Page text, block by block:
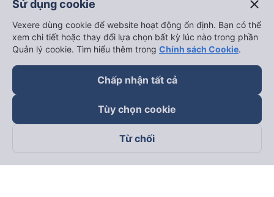
Theo dõi chúng tôi trên
Sử dụng cookie close
Vexere dùng cookie để website hoạt động ổn định. Bạn có thể
xem chi tiết hoặc thay đổi lựa chọn bất kỳ lúc nào trong phần
Quản lý cookie. Tìm hiểu thêm trong Chính sách Cookie.
Chấp nhận tất cả
Tùy chọn cookie
Từ chối